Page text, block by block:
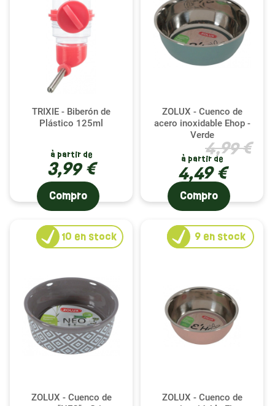
un auténtico hogar con nuestros productos
seleccionados por su calidad y funcionalidad.
TRIXIE - Biberón de
Plástico 125ml
à partir de
3,99 €
Compro
ZOLUX - Cuenco de
acero inoxidable Ehop -
Verde
4,99 €
à partir de
4,49 €
Compro
ZOLUX - Cuenco de
10 en stock
ZOLUX - Cuenco de
9en stock